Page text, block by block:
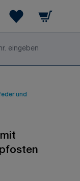
Warenkorb
und